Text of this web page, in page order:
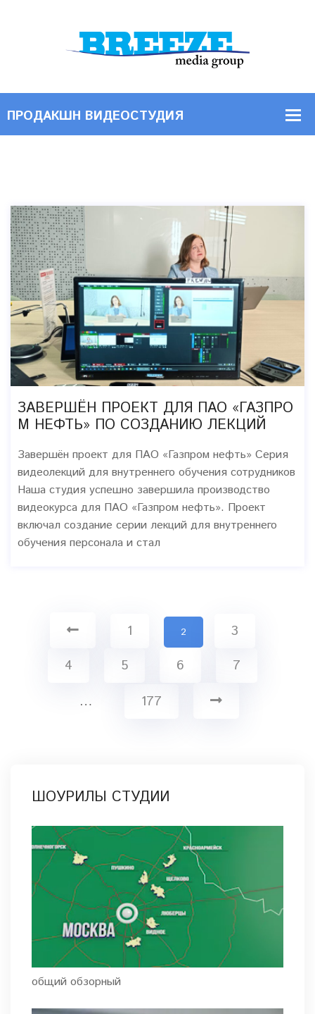
ЗАВЕРШЁН ПРОЕКТ ДЛЯ ПАО «ГАЗПРО
М НЕФТЬ» ПО СОЗДАНИЮ ЛЕКЦИЙ
Завершён проект для ПАО «Газпром нефть» Серия
видеолекций для внутреннего обучения сотрудников
Наша студия успешно завершила производство
видеокурса для ПАО «Газпром нефть». Проект
включал создание серии лекций для внутреннего
обучения персонала и стал
1 2
3
4
5 6
7
…
177
ШОУРИЛЫ СТУДИИ
общий обзорный